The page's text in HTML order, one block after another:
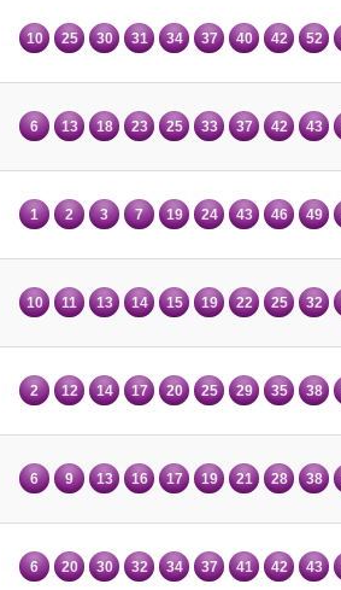
10 25 30 31 34 37 40 42 52
6 13 18 23 25 33 37 42 43
1 2 3 7 19 24 43 46 49
10 11 13 14 15 19 22 25 32
2 12 14 17 20 25 29 35 38
6 9 13 16 17 19 21 28 38
6 20 30 32 34 37 41 42 43